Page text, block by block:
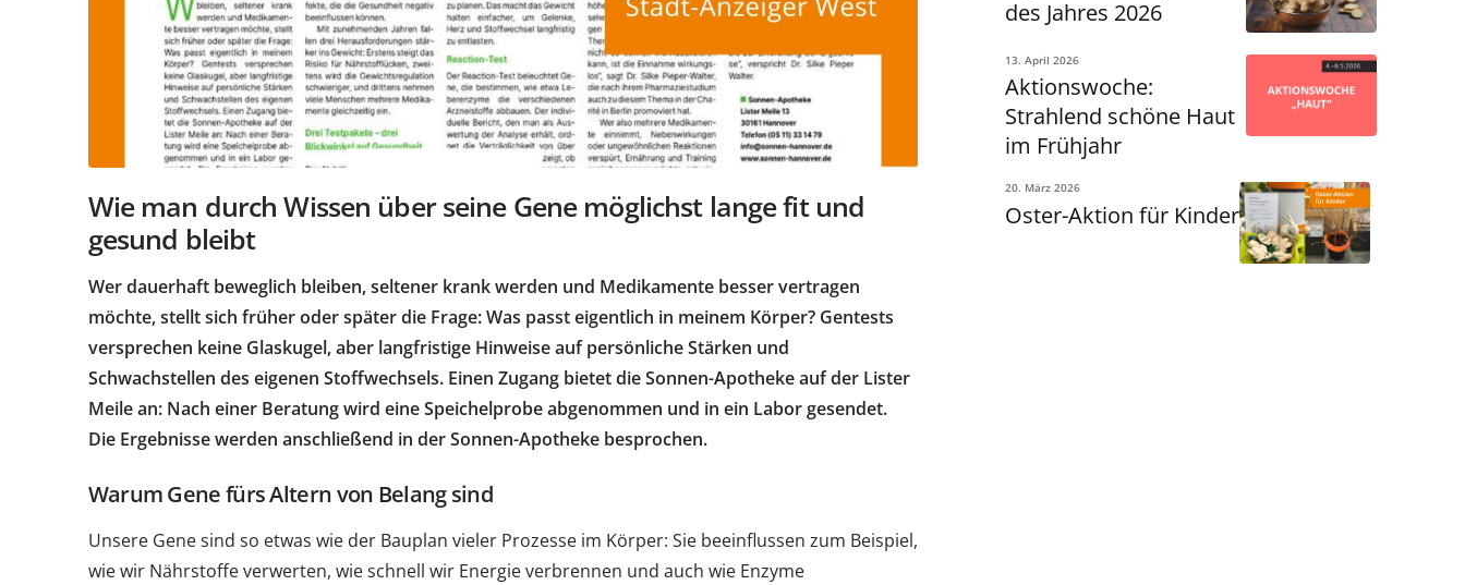
Wie man durch Wissen über seine Gene möglichst lange fit und
gesund bleibt
Wer dauerhaft beweglich bleiben, seltener krank werden und Medikamente besser vertragen
möchte, stellt sich früher oder später die Frage: Was passt eigentlich in meinem Körper? Gentests
versprechen keine Glaskugel, aber langfristige Hinweise auf persönliche Stärken und
Schwachstellen des eigenen Stoffwechsels. Einen Zugang bietet die Sonnen-Apotheke auf der Lister
Meile an: Nach einer Beratung wird eine Speichelprobe abgenommen und in ein Labor gesendet.
Die Ergebnisse werden anschließend in der Sonnen-Apotheke besprochen.
Warum Gene fürs Altern von Belang sind
Unsere Gene sind so etwas wie der Bauplan vieler Prozesse im Körper: Sie beeinflussen zum Beispiel,
wie wir Nährstoffe verwerten, wie schnell wir Energie verbrennen und auch wie Enzyme
des Jahres 2026
13. April 2026
Aktionswoche:
Strahlend schöne Haut
im Frühjahr
20. März 2026
Oster-Aktion für Kinder